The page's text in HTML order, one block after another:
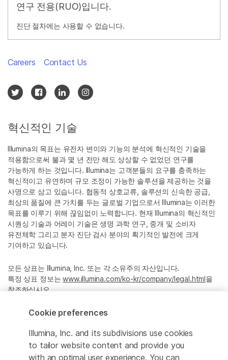
연구 전용(RUO)입니다.
진단 절차에는 사용할 수 없습니다.
혁신적인 기술
Illumina의 목표는 유전자 변이와 기능의 분석에 혁신적인 기술을
적용함으로써 불과 몇 년 전만 해도 상상할 수 없었던 연구를
가능하게 하는 것입니다. Illumina는 고객분들의 요구를 충족하는
혁신적이고 유연하며 규모 조정이 가능한 솔루션을 제공하는 것을
사명으로 삼고 있습니다. 협동적 상호교류, 솔루션의 신속한 공급,
최상의 품질에 큰 가치를 두는 글로벌 기업으로서 Illumina는 이러한
목표를 이루기 위해 끊임없이 노력합니다. 현재 Illumina의 혁신적인
시퀀싱 기술과 어레이 기술은 생명 과학 연구, 중개 및 소비자
유전체학 그리고 분자 진단 검사 분야의 획기적인 발전에 크게
기여하고 있습니다.
모든 상표는 Illumina, Inc. 또는 각 소유주의 자산입니다.
특정 상표 정보는www.illumina.com/ko-kr/company/legal.html을
참조하십시오.
Privacy Policy
Careers Contact Us
Cookie preferences
Illumina, Inc. and its subdivisions use cookies
to tailor website content and provide you
with an optimal user experience. You can